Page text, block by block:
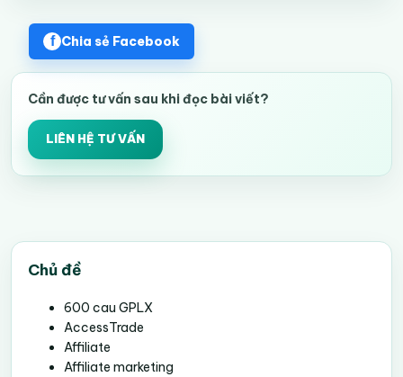
Chia sẻ Facebook
Cần được tư vấn sau khi đọc bài viết?
LIÊN HỆ TƯ VẤN
Chủ đề
600 cau GPLX
AccessTrade
Affiliate
Affiliate marketing